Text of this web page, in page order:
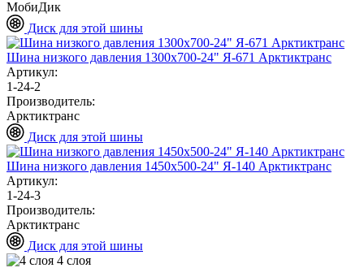
МобиДик
Диск для этой шины
Шина низкого давления 1300х700-24" Я-671 Арктиктранс
Артикул:
1-24-2
Производитель:
Арктиктранс
Диск для этой шины
Шина низкого давления 1450х500-24" Я-140 Арктиктранс
Артикул:
1-24-3
Производитель:
Арктиктранс
Диск для этой шины
4 слоя